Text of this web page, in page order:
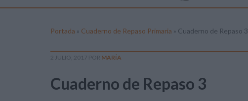
Portada » Cuaderno de Repaso Primaria » Cuaderno de Repaso 3
2 JULIO, 2017 POR MARÍA
Cuaderno de Repaso 3